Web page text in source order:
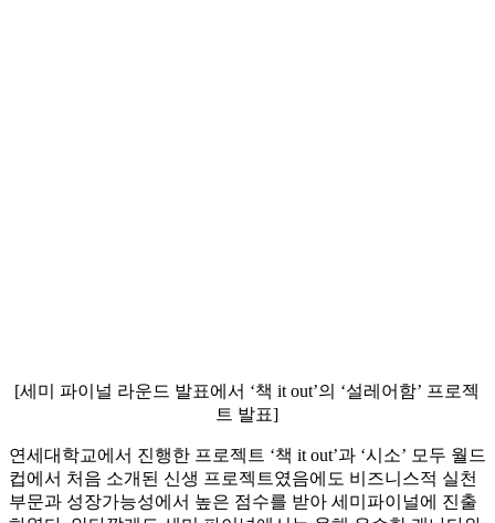
[세미 파이널 라운드 발표에서 ‘책 it out’의 ‘설레어함’ 프로젝
트 발표]
연세대학교에서 진행한 프로젝트 ‘책 it out’과 ‘시소’ 모두 월드
컵에서 처음 소개된 신생 프로젝트였음에도 비즈니스적 실천
부문과 성장가능성에서 높은 점수를 받아 세미파이널에 진출